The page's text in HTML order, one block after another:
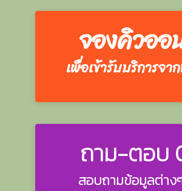
จองคิวออ
เพื่อเข้ารับบริการจา
ถาม-ตอบ
สอบถามข้อมูลต่าง